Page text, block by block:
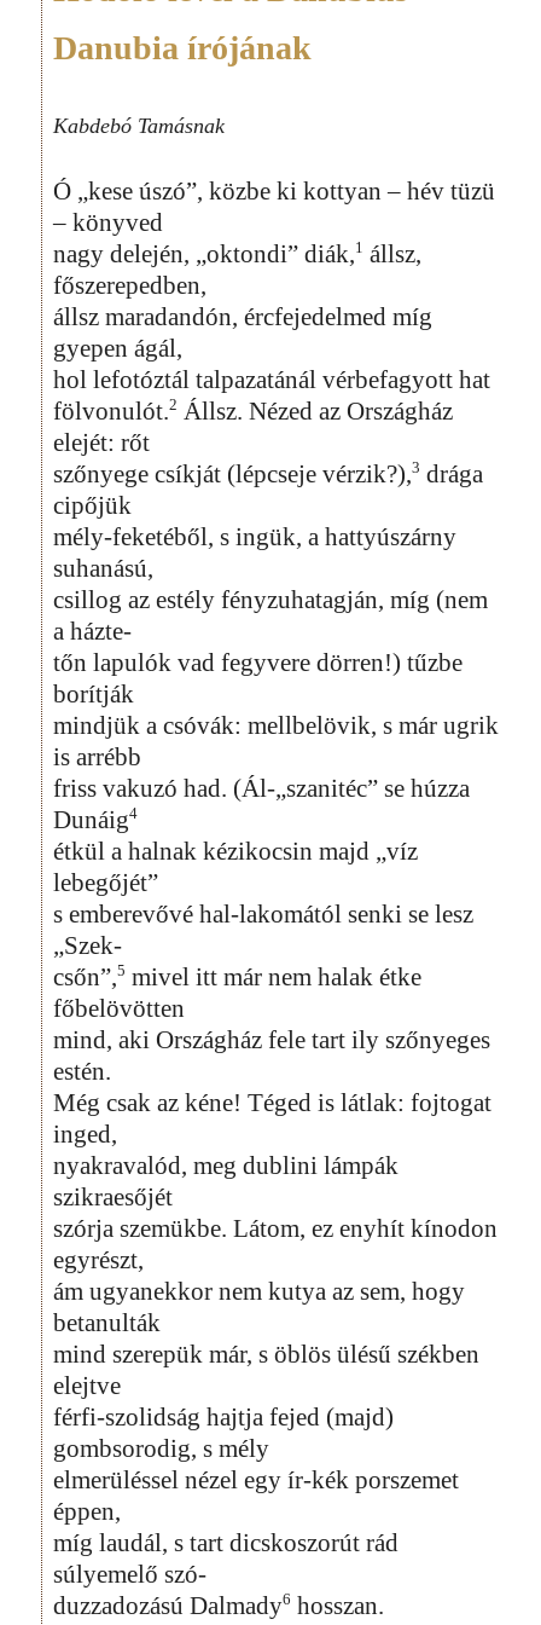
Danubia írójának
Kabdebó Tamásnak
Ó „kese úszó”, közbe ki kottyan – hév tüzü
– könyved
nagy delején, „oktondi” diák,1 állsz,
főszerepedben,
állsz maradandón, ércfejedelmed míg
gyepen ágál,
hol lefotóztál talpazatánál vérbefagyott hat
fölvonulót.2 Állsz. Nézed az Országház
elejét: rőt
szőnyege csíkját (lépcseje vérzik?),3 drága
cipőjük
mély-feketéből, s ingük, a hattyúszárny
suhanású,
csillog az estély fényzuhatagján, míg (nem
a házte-
tőn lapulók vad fegyvere dörren!) tűzbe
borítják
mindjük a csóvák: mellbelövik, s már ugrik
is arrébb
friss vakuzó had. (Ál-„szanitéc” se húzza
Dunáig4
étkül a halnak kézikocsin majd „víz
lebegőjét”
s emberevővé hal-lakomától senki se lesz
„Szek-
csőn”,5 mivel itt már nem halak étke
főbelövötten
mind, aki Országház fele tart ily szőnyeges
estén.
Még csak az kéne! Téged is látlak: fojtogat
inged,
nyakravalód, meg dublini lámpák
szikraesőjét
szórja szemükbe. Látom, ez enyhít kínodon
egyrészt,
ám ugyanekkor nem kutya az sem, hogy
betanulták
mind szerepük már, s öblös ülésű székben
elejtve
férfi-szolidság hajtja fejed (majd)
gombsorodig, s mély
elmerüléssel nézel egy ír-kék porszemet
éppen,
míg laudál, s tart dicskoszorút rád
súlyemelő szó-
duzzadozású Dalmady6 hosszan.